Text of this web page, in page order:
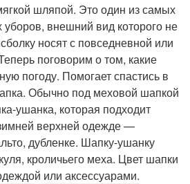
шляпой. Это один из самых
внешний вид которого не
носят с повседневной или
поговорим о том, какие
погоду. Помогает спастись в
Обычно под меховой шапкой
ушанка, которая подходит
верхней одежде —
дубленке. Шапку-ушанку
кроличьего меха. Цвет шапки
или аксессуарами.